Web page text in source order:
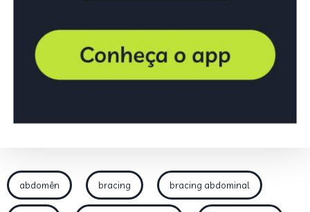
abdomên bracing bracing abdominal